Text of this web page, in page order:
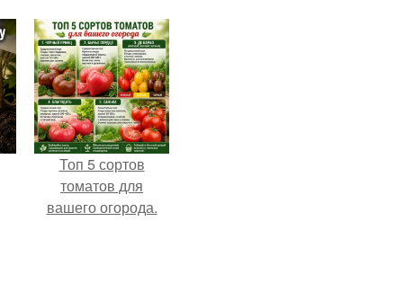
Топ 5 сортов
томатов для
вашего огорода.